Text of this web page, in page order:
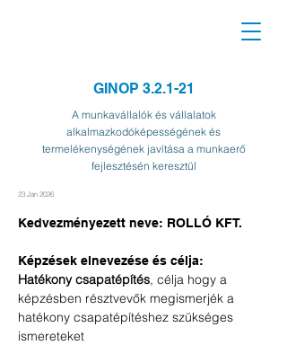
GINOP 3.2.1-21
A munkavállalók és vállalatok
alkalmazkodóképességének és
termelékenységének javítása a munkaerő
fejlesztésén keresztül
23 Jan 2026
Kedvezményezett neve: ROLLÓ KFT.
Képzések elnevezése és célja:
Hatékony csapatépítés, célja hogy a
képzésben résztvevők megismerjék a
hatékony csapatépítéshez szükséges
ismereteket